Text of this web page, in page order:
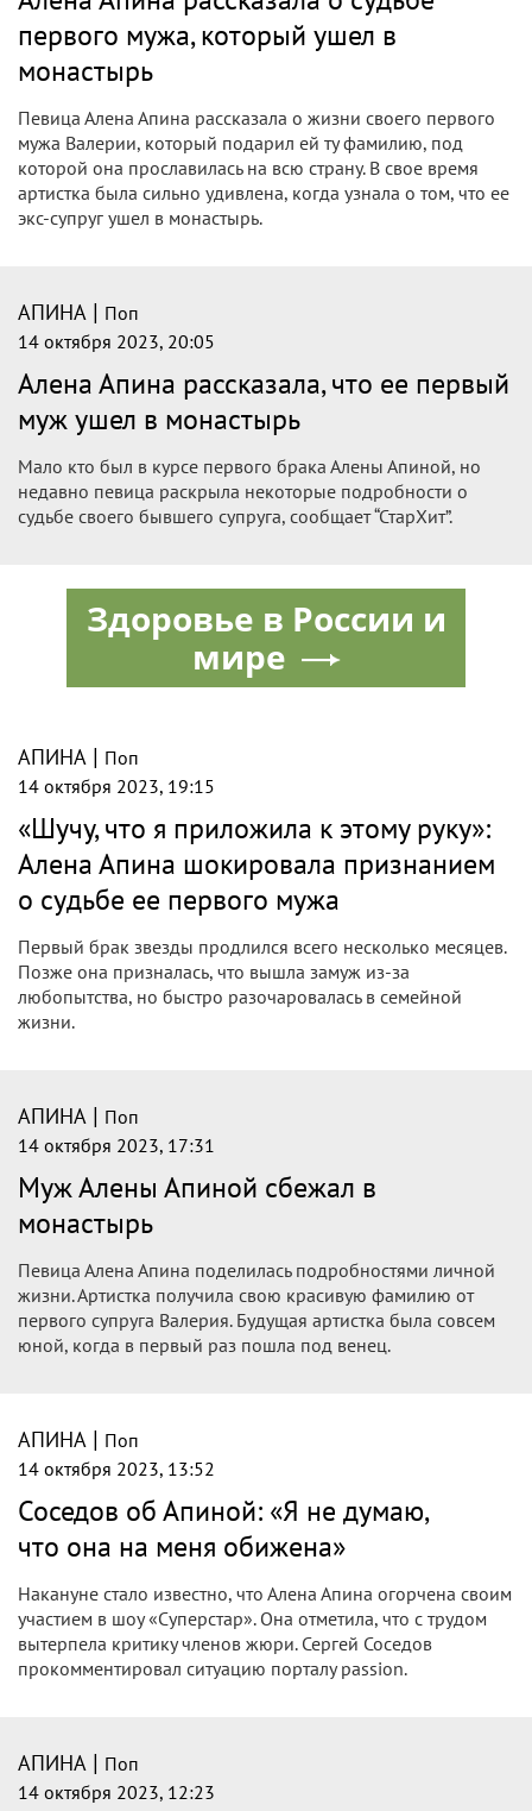
первого мужа, который ушел в
монастырь
Певица Алена Апина рассказала о жизни своего первого
мужа Валерии, который подарил ей ту фамилию, под
которой она прославилась на всю страну. В свое время
артистка была сильно удивлена, когда узнала о том, что ее
экс-супруг ушел в монастырь.
АПИНА | Поп
14 октября 2023, 20:05
Алена Апина рассказала, что ее первый
муж ушел в монастырь
Мало кто был в курсе первого брака Алены Апиной, но
недавно певица раскрыла некоторые подробности о
судьбе своего бывшего супруга, сообщает “СтарХит”.
АПИНА | Поп
14 октября 2023, 19:15
«Шучу, что я приложила к этому руку»:
Алена Апина шокировала признанием
о судьбе ее первого мужа
Первый брак звезды продлился всего несколько месяцев.
Позже она призналась, что вышла замуж из-за
любопытства, но быстро разочаровалась в семейной
жизни.
АПИНА | Поп
14 октября 2023, 17:31
Муж Алены Апиной сбежал в
монастырь
Певица Алена Апина поделилась подробностями личной
жизни. Артистка получила свою красивую фамилию от
первого супруга Валерия. Будущая артистка была совсем
юной, когда в первый раз пошла под венец.
АПИНА | Поп
14 октября 2023, 13:52
Соседов об Апиной: «Я не думаю,
что она на меня обижена»
Накануне стало известно, что Алена Апина огорчена своим
участием в шоу «Суперстар». Она отметила, что с трудом
вытерпела критику членов жюри. Сергей Соседов
прокомментировал ситуацию порталу passion.
АПИНА | Поп
14 октября 2023, 12:23
Здоровье в России и
мире